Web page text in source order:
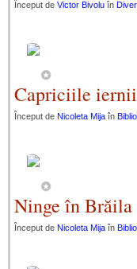
Început de Victor Bivolu în
Capriciile iernii
Început de Nicoleta Mija în
Ninge în Brăila
Început de Nicoleta Mija în